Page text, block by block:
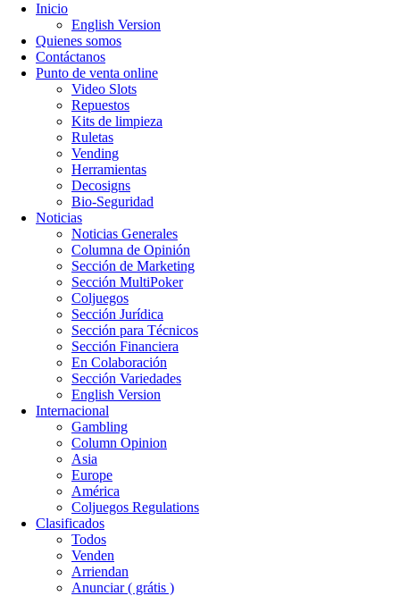
Inicio
English Version
Quienes somos
Contáctanos
Punto de venta online
Video Slots
Repuestos
Kits de limpieza
Ruletas
Vending
Herramientas
Decosigns
Bio-Seguridad
Noticias
Noticias Generales
Columna de Opinión
Sección de Marketing
Sección MultiPoker
Coljuegos
Sección Jurídica
Sección para Técnicos
Sección Financiera
En Colaboración
Sección Variedades
English Version
Internacional
Gambling
Column Opinion
Asia
Europe
América
Coljuegos Regulations
Clasificados
Todos
Venden
Arriendan
Anunciar ( grátis )